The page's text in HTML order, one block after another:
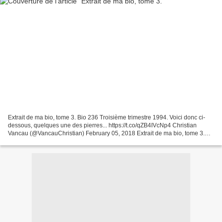
Extrait de ma bio, tome 3. Bio 236 Troisième trimestre 1994. Voici donc ci-
dessous, quelques une des pierres... https://t.co/qZB4IVcNp4 Christian
Vancau (@VancauChristian) February 05, 2018 Extrait de ma bio, tome 3.